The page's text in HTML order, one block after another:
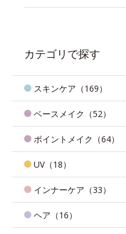
カテゴリで探す
スキンケア（169）
ベースメイク（52）
ポイントメイク（64）
UV（18）
インナーケア（33）
ヘア（16）